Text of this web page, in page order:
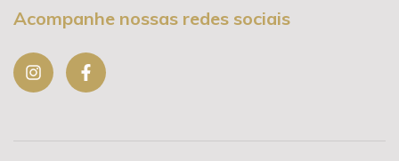
Acompanhe nossas redes sociais